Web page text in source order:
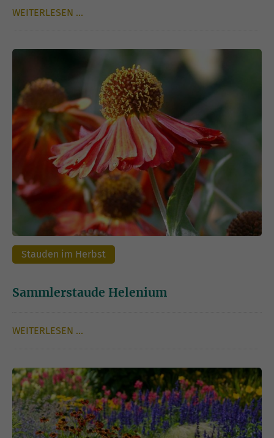
WEITERLESEN …
Stauden im Herbst
Sammlerstaude Helenium
WEITERLESEN …